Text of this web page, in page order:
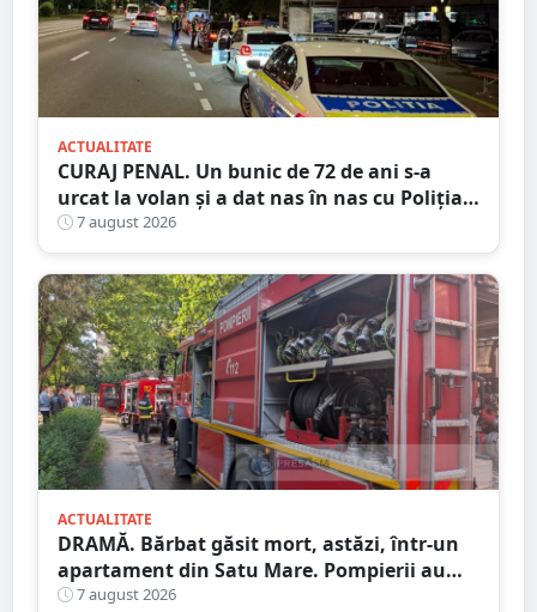
ACTUALITATE
CURAJ PENAL. Un bunic de 72 de ani s-a
urcat la volan și a dat nas în nas cu Poliția
Satu Mare
7 august 2026
ACTUALITATE
DRAMĂ. Bărbat găsit mort, astăzi, într-un
apartament din Satu Mare. Pompierii au
spart ușa
7 august 2026